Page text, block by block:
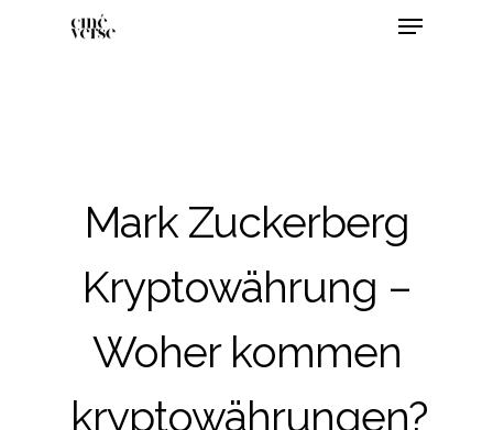
Mark Zuckerberg
Kryptowährung –
Woher kommen
kryptowährungen?